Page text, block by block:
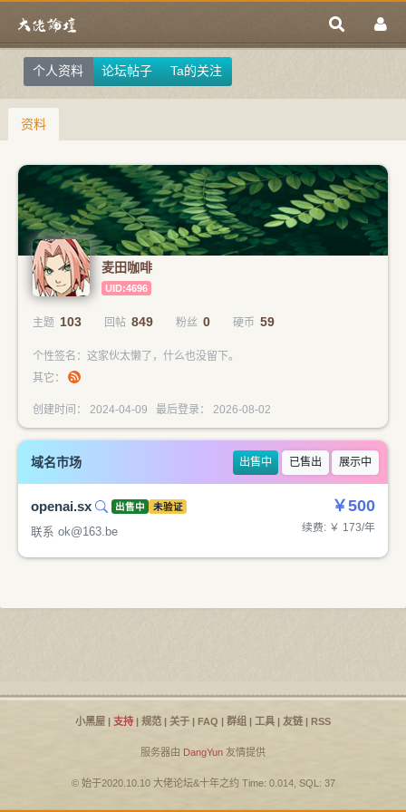
个人资料 论坛帖子 Ta的关注
资料
麦田咖啡
UID:4696
主题 103 回帖 849 粉丝 0 硬币 59
个性签名：这家伙太懒了，什么也没留下。
其它：
创建时间： 2024-04-09 最后登录： 2026-08-02
域名市场 出售中 已售出 展示中
openai.sx 出售中 未验证
联系 ok@163.be
￥500
续费: ￥ 173/年
小黑屋 | 支持 | 规范 | 关于 | FAQ | 群组 | 工具 | 友链 | RSS
服务器由 DangYun 友情提供
© 始于2020.10.10 大佬论坛&十年之约Time: 0.014, SQL: 37